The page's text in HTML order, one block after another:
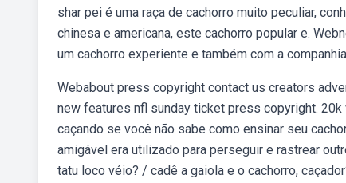
shar pei é uma raça de cachorro muito peculiar,
chinesa e americana, este cachorro popular e.
um cachorro experiente e também com a
Webabout press copyright contact us creators
new features nfl sunday ticket press copyright.
caçando se você não sabe como ensinar seu
amigável era utilizado para perseguir e rastrear
tatu loco véio? / cadê a gaiola e o cachorro,